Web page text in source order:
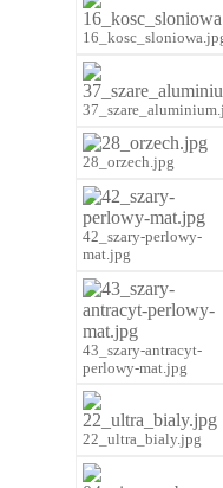
28_orzech.jpg
42_szary-perlowy-
mat.jpg
43_szary-antracyt-
perlowy-mat.jpg
22_ultra_bialy.jpg